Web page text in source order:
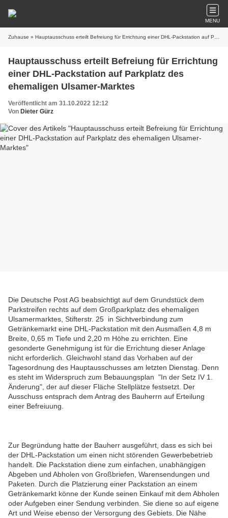
MENU
Zuhause » Hauptausschuss erteilt Befreiung für Errichtung einer DHL-Packstation auf Parkplatz des ehemaligen Ulsamer-Marktes
Hauptausschuss erteilt Befreiung für Errichtung
einer DHL-Packstation auf Parkplatz des
ehemaligen Ulsamer-Marktes
Veröffentlicht am 31.10.2022 12:12
Von Dieter Gürz
Die Deutsche Post AG beabsichtigt auf dem Grundstück dem
Parkstreifen rechts auf dem Großparkplatz des ehemaligen
Ulsamermarktes, Stifterstr. 25 in Sichtverbindung zum
Getränkemarkt eine DHL-Packstation mit den Ausmaßen 4,8 m
Breite, 0,65 m Tiefe und 2,20 m Höhe zu errichten. Eine
gesonderte Genehmigung ist für die Errichtung dieser Anlage
nicht erforderlich. Gleichwohl stand das Vorhaben auf der
Tagesordnung des Hauptausschusses am letzten Dienstag. Denn
es steht im Widerspruch zum Bebauungsplan "In der Setz IV 1.
Änderung", der auf dieser Fläche Stellplätze festsetzt. Der
Ausschuss entsprach dem Antrag des Bauherrn auf Erteilung
einer Befreiuung.
Zur Begründung hatte der Bauherr ausgeführt, dass es sich bei
der DHL-Packstation um einen nicht störenden Gewerbebetrieb
handelt. Die Packstation diene zum einfachen, unabhängigen
Abgeben und Abholen von Großbriefen, Warensendungen und
Paketen. Durch die Platzierung einer Packstation an einem
Getränkemarkt könne der Kunde seinen Einkauf mit dem Abholen
oder Aufgeben einer Sendung verbinden. Sie diene so auf eigene
Art und Weise ebenso der Versorgung des Gebiets. Die Nähe